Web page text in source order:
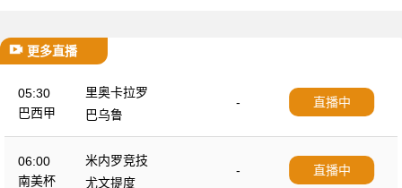
更多直播
05:30
巴西甲
里奥卡拉罗
-
巴乌鲁
直播中
06:00
南美杯
米内罗竞技
-
尤文提度
直播中